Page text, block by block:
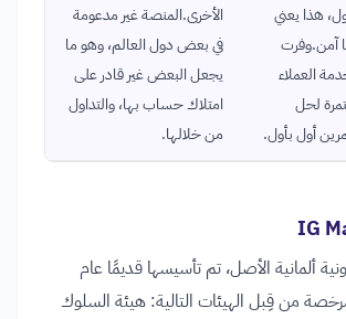
هذا يعني
آمن.وفرت
العملاء
لحل
أول بأول.
الأخرى.المنصة غير مدعومة
في بعض دول العالم، وهو ما
يجعل البعض غير قادر على
امتلاك حساب بها، والتداول
من خلالها.
ألمانية الأصل، تم تأسيسها قديمًا عام
مرخصة من قِبل الهيئات التالية: هيئة السلوك